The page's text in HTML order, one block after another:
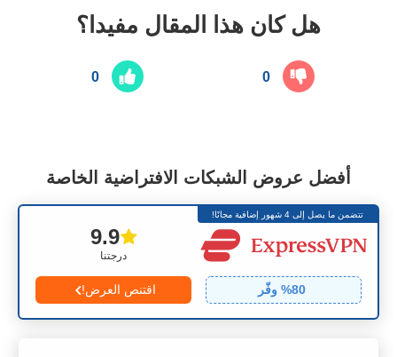
هل كان هذا المقال مفيدا؟
0 0
أفضل عروض الشبكات الافتراضية الخاصة
تتضمن ما يصل إلى 4 شهور إضافية مجانًا!
درجتنا
9.9
80% وفّر اقتنص العرض!